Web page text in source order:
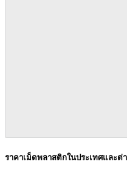
ราคาเม็ดพลาสติกในประเทศและต่